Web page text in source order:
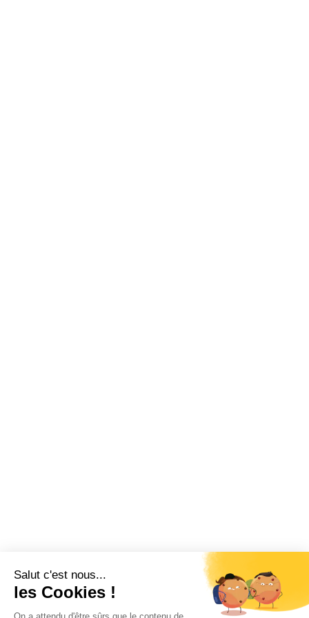
Salut c'est nous...
les Cookies !
On a attendu d'être sûrs que le contenu de